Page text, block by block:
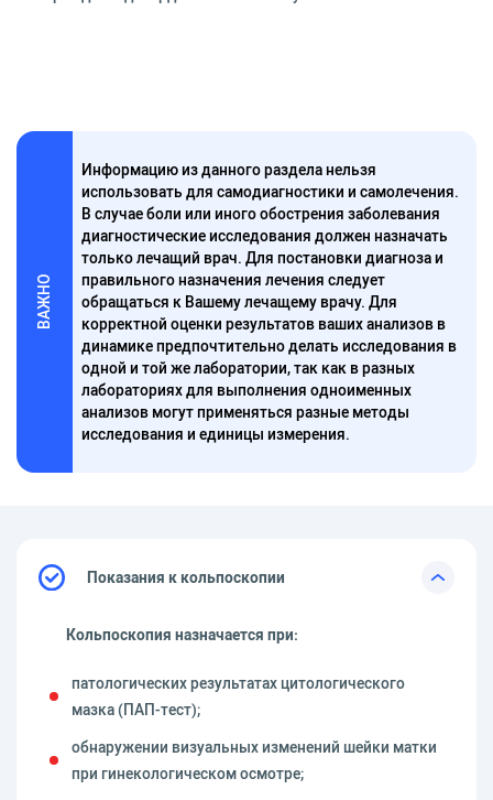
ВАЖНО
Информацию из данного раздела нельзя
использовать для самодиагностики и самолечения.
В случае боли или иного обострения заболевания
диагностические исследования должен назначать
только лечащий врач. Для постановки диагноза и
правильного назначения лечения следует
обращаться к Вашему лечащему врачу. Для
корректной оценки результатов ваших анализов в
динамике предпочтительно делать исследования в
одной и той же лаборатории, так как в разных
лабораториях для выполнения одноименных
анализов могут применяться разные методы
исследования и единицы измерения.
Показания к кольпоскопии
Кольпоскопия назначается при:
патологических результатах цитологического
мазка (ПАП-тест);
обнаружении визуальных изменений шейки матки
при гинекологическом осмотре;